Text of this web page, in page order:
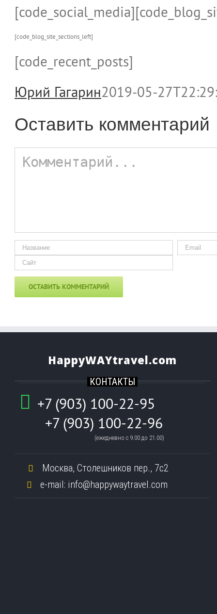
[code_blog_site_sections_left]
[code_recent_posts]
Юрий Гагарин2019-05-
Оставить комментарий
HappyWAYtravel.com
КОНТАКТЫ
+7 (903) 100-22-95
+7 (903) 100-22-96
(ежедневно c 9.00 до 21.00)
Москва, Столешников пер., 7с2
e-mail: info@happywaytravel.com